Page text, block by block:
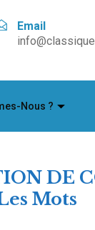
Email
Nous ?
DE
Mots